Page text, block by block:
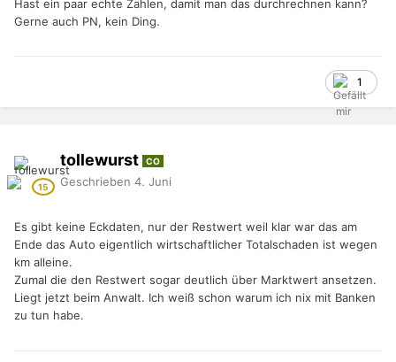
Hast ein paar echte Zahlen, damit man das durchrechnen kann?
Gerne auch PN, kein Ding.
1
tollewurst CO
Geschrieben 4. Juni
Es gibt keine Eckdaten, nur der Restwert weil klar war das am
Ende das Auto eigentlich wirtschaftlicher Totalschaden ist wegen
km alleine.
Zumal die den Restwert sogar deutlich über Marktwert ansetzen.
Liegt jetzt beim Anwalt. Ich weiß schon warum ich nix mit Banken
zu tun habe.